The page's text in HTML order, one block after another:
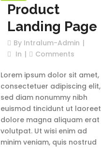
Product
Landing Page
By Intralum-Admin
In
Comments
Lorem ipsum dolor sit amet,
consectetuer adipiscing elit,
sed diam nonummy nibh
euismod tincidunt ut laoreet
dolore magna aliquam erat
volutpat. Ut wisi enim ad
minim veniam, quis nostrud